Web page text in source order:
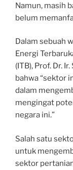
Namun, masih
belum
Dalam sebuah
Energi
(ITB), Prof. Dr.
bahwa “sektor
dalam
mengingat
negara ini.”
Salah satu
untuk
sektor